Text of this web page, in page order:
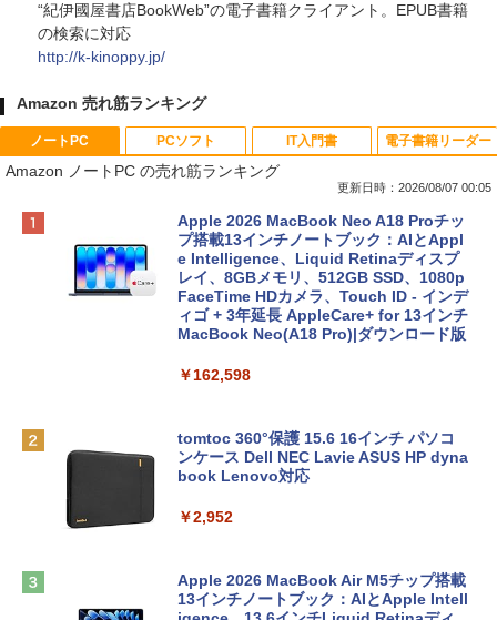
“紀伊國屋書店BookWeb”の電子書籍クライアント。EPUB書籍
の検索に対応
http://k-kinoppy.jp/
Amazon 売れ筋ランキング
ノートPC
Amazon ノートPC の売れ筋ランキング
更新日時：2026/08/07 00:05
Apple 2026 MacBook Neo A18 Proチッ
プ搭載13インチノートブック：AIとAppl
e Intelligence、Liquid Retinaディスプ
レイ、8GBメモリ、512GB SSD、1080p
FaceTime HDカメラ、Touch ID - インデ
ィゴ + 3年延長 AppleCare+ for 13インチ
MacBook Neo(A18 Pro)|ダウンロード版
￥162,598
tomtoc 360°保護 15.6 16インチ パソコ
ンケース Dell NEC Lavie ASUS HP dyna
book Lenovo対応
￥2,952
Apple 2026 MacBook Air M5チップ搭載
13インチノートブック：AIとApple Intell
PCソフト IT入門書 電子書籍リーダー